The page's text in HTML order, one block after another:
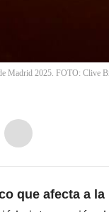
Madrid 2025. FOTO: Clive
que afecta a